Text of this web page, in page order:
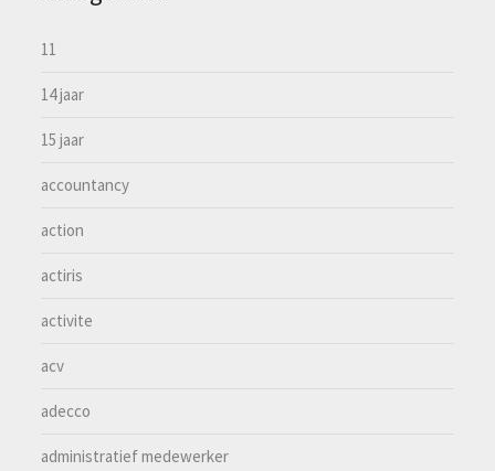
11
14 jaar
15 jaar
accountancy
action
actiris
activite
acv
adecco
administratief medewerker